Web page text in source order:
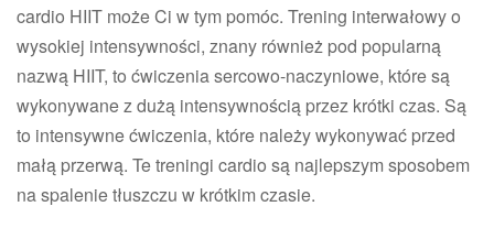
cardio HIIT może Ci w tym pomóc. Trening interwałowy o
wysokiej intensywności, znany również pod popularną
nazwą HIIT, to ćwiczenia sercowo-naczyniowe, które są
wykonywane z dużą intensywnością przez krótki czas. Są
to intensywne ćwiczenia, które należy wykonywać przed
małą przerwą. Te treningi cardio są najlepszym sposobem
na spalenie tłuszczu w krótkim czasie.